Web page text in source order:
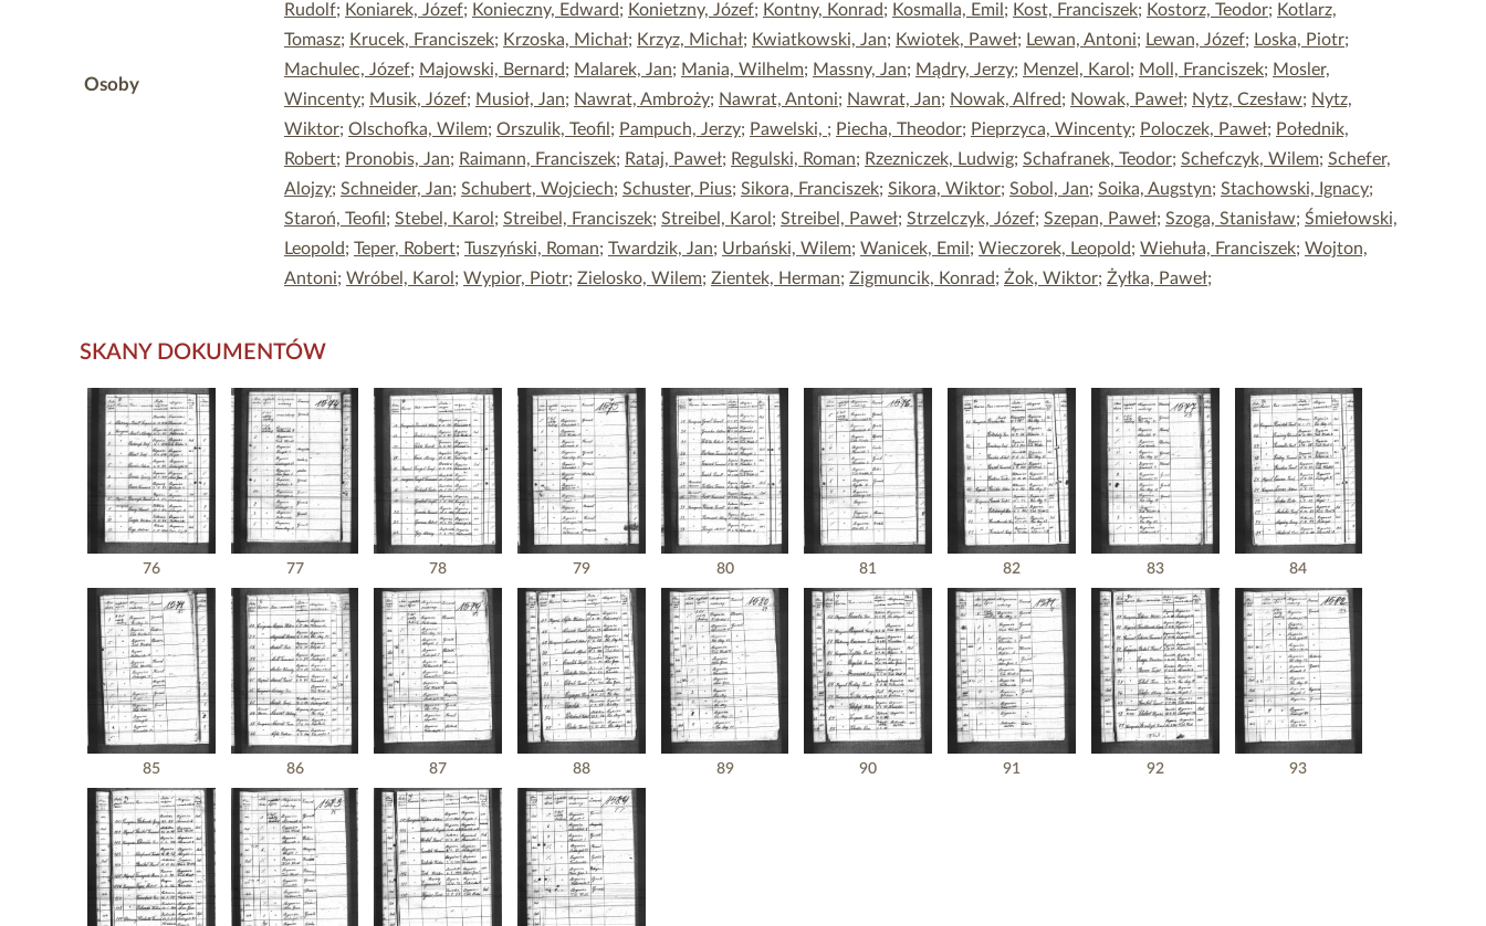
Osoby
Rudolf; Koniarek, Józef; Konieczny, Edward; Konietzny, Józef; Kontny, Konrad; Kosmalla, Emil ; Kost, Franciszek; Kostorz, Teodor; Kotlarz,
Tomasz; Krucek, Franciszek; Krzoska, Michał; Krzyz, Michał; Kwiatkowski, Jan; Kwiotek, Paweł; Lewan, Antoni; Lewan, Józef; Loska, Piotr;
Machulec, Józef; Majowski, Bernard; Malarek, Jan; Mania, Wilhelm; Massny, Jan; Mądry, Jerzy; Menzel, Karol ; Moll, Franciszek; Mosler,
Wincenty; Musik, Józef; Musioł, Jan; Nawrat, Ambroży; Nawrat, Antoni; Nawrat, Jan; Nowak, Alfred; Nowak, Paweł; Nytz, Czesław; Nytz,
Wiktor; Olschofka, Wilem; Orszulik, Teofil ; Pampuch, Jerzy; Pawelski, ; Piecha, Theodor; Pieprzyca, Wincenty; Poloczek, Paweł; Połednik,
Robert; Pronobis, Jan; Raimann, Franciszek; Rataj, Paweł; Regulski, Roman; Rzezniczek, Ludwig; Schafranek, Teodor; Schefczyk, Wilem; Schefer,
Alojzy; Schneider, Jan; Schubert, Wojciech; Schuster, Pius; Sikora, Franciszek; Sikora, Wiktor; Sobol, Jan; Soika, Augstyn; Stachowski, Ignacy;
Staroń, Teofil ; Stebel, Karol ; Streibel, Franciszek; Streibel, Karol ; Streibel, Paweł; Strzelczyk, Józef; Szepan, Paweł; Szoga, Stanisław; Śmiełowski,
Leopold; Teper, Robert; Tuszyński, Roman; Twardzik, Jan; Urbański, Wilem; Wanicek, Emil ; Wieczorek, Leopold; Wiehuła, Franciszek; Wojton,
Antoni; Wróbel, Karol ; Wypior, Piotr; Zielosko, Wilem; Zientek, Herman; Zigmuncik, Konrad; Żok, Wiktor; Żyłka, Paweł;
SKANY DOKUMENTÓW
76 77 78 79 80 81 82 83 84
85 86 87 88 89 90 91 92 93